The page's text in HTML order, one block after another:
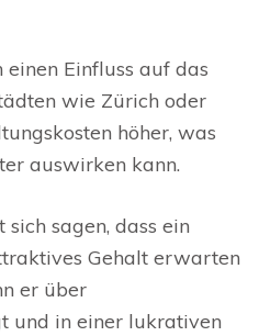
Einfluss auf das
wie Zürich oder
höher, was
auswirken kann.
sagen, dass ein
Gehalt erwarten
er über
und in einer lukrativen